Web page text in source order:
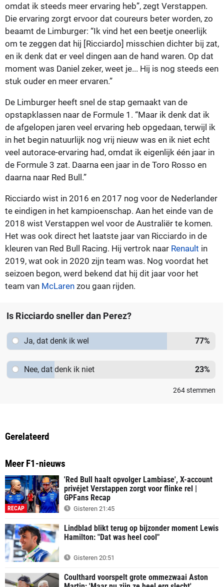
omdat ik steeds meer ervaring heb”, zegt Verstappen.
Die ervaring zorgt ervoor dat coureurs beter worden, zo
beaamt de Limburger: “Ik vind het een beetje oneerlijk
om te zeggen dat hij [Ricciardo] misschien dichter bij zat,
en ik denk dat er veel dingen aan de hand waren. Op dat
moment was Daniel zeker, weet je... Hij is nog steeds een
stuk ouder en meer ervaren.”
De Limburger heeft snel de stap gemaakt van de
opstapklassen naar de Formule 1. “Maar ik denk dat ik
de afgelopen jaren veel ervaring heb opgedaan, terwijl ik
in het begin natuurlijk nog vrij nieuw was en ik niet echt
veel autorace-ervaring had, omdat ik eigenlijk één jaar in
de Formule 3 zat. Daarna een jaar in de Toro Rosso en
daarna naar Red Bull.”
Ricciardo wist in 2016 en 2017 nog voor de Nederlander
te eindigen in het kampioenschap. Aan het einde van de
2018 wist Verstappen wel voor de Australiër te komen.
Het was ook direct het laatste jaar van Ricciardo in de
kleuren van Red Bull Racing. Hij vertrok naar Renault in
2019, wat ook in 2020 zijn team was. Nog voordat het
seizoen begon, werd bekend dat hij dit jaar voor het
team van McLaren zou gaan rijden.
Is Ricciardo sneller dan Perez?
Ja, dat denk ik wel 77%
Nee, dat denk ik niet 23%
264stemmen
Gerelateerd
Meer F1-nieuws
RECAP
'Red Bull haalt opvolger Lambiase', X-account
privéjet Verstappen zorgt voor flinke rel |
GPFans Recap
Gisteren 21:45
Lindblad blikt terug op bijzonder moment Lewis
Hamilton: "Dat was heel cool"
Gisteren 20:51
Coulthard voorspelt grote ommezwaai Aston